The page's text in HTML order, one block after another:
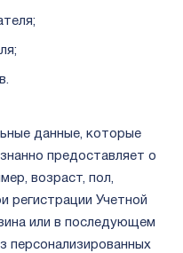
данные, которые
предоставляет о
возраст, пол,
регистрации Учетной
или в последующем
персонализированных